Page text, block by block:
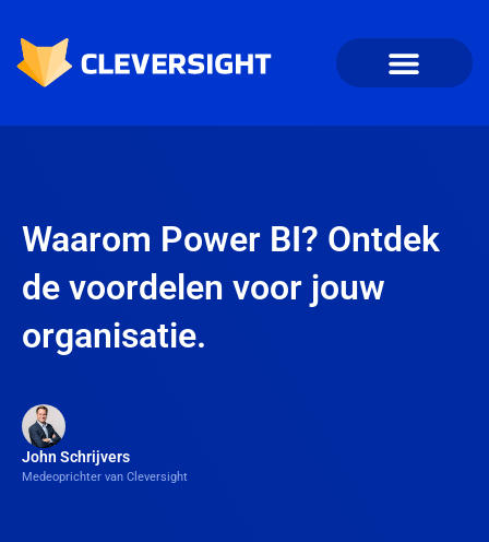
Waarom Power BI? Ontdek
de voordelen voor jouw
organisatie.
John Schrijvers
Medeoprichter van Cleversight